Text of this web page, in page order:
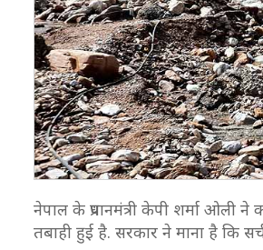
नेपाल के प्रधानमंत्री केपी शर्मा
तबाही हुई है. सरकार ने माना है कि